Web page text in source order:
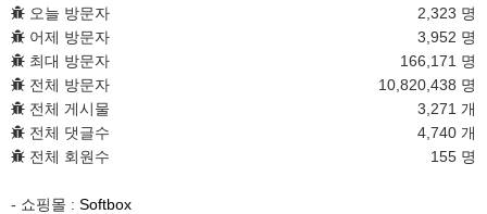
오늘 방문자
2,323 명
어제 방문자
3,952 명
최대 방문자
166,171 명
전체 방문자
10,820,438 명
전체 게시물
3,271 개
전체 댓글수
4,740 개
전체 회원수
155 명
- 쇼핑몰 : Softbox